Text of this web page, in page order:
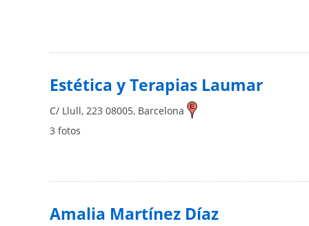
Estética y Terapias Laumar
C/ Llull, 223 08005, Barcelona
3 fotos
Amalia Martínez Díaz